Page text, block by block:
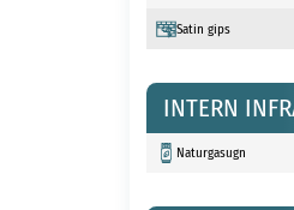
Satin gips
INTERN
Naturgasugn